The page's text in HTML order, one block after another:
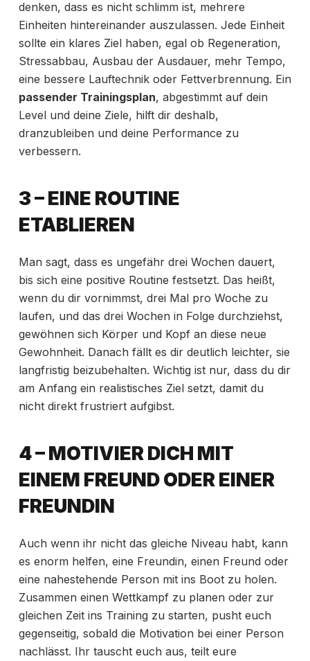
denken, dass es nicht schlimm ist, mehrere
Einheiten hintereinander auszulassen. Jede Einheit
sollte ein klares Ziel haben, egal ob Regeneration,
Stressabbau, Ausbau der Ausdauer, mehr Tempo,
eine bessere Lauftechnik oder Fettverbrennung. Ein
passender Trainingsplan, abgestimmt auf dein
Level und deine Ziele, hilft dir deshalb,
dranzubleiben und deine Performance zu
verbessern.
3 – EINE ROUTINE
ETABLIEREN
Man sagt, dass es ungefähr drei Wochen dauert,
bis sich eine positive Routine festsetzt. Das heißt,
wenn du dir vornimmst, drei Mal pro Woche zu
laufen, und das drei Wochen in Folge durchziehst,
gewöhnen sich Körper und Kopf an diese neue
Gewohnheit. Danach fällt es dir deutlich leichter, sie
langfristig beizubehalten. Wichtig ist nur, dass du dir
am Anfang ein realistisches Ziel setzt, damit du
nicht direkt frustriert aufgibst.
4 – MOTIVIER DICH MIT
EINEM FREUND ODER EINER
FREUNDIN
Auch wenn ihr nicht das gleiche Niveau habt, kann
es enorm helfen, eine Freundin, einen Freund oder
eine nahestehende Person mit ins Boot zu holen.
Zusammen einen Wettkampf zu planen oder zur
gleichen Zeit ins Training zu starten, pusht euch
gegenseitig, sobald die Motivation bei einer Person
nachlässt. Ihr tauscht euch aus, teilt eure